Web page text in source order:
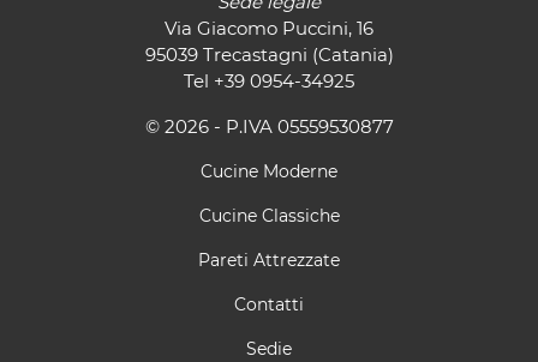
Via Giacomo Puccini, 16
95039 Trecastagni (Catania)
Tel +39 0954-34925
© 2026 - P.IVA 05559530877
Cucine Moderne
Cucine Classiche
Pareti Attrezzate
Contatti
Sedie